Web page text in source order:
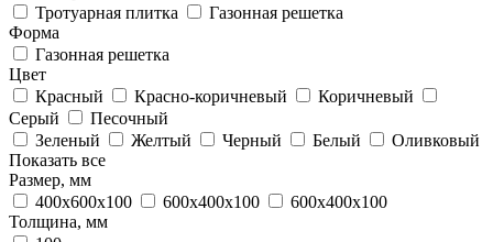
Тротуарная плитка
Газонная решетка
Форма
Газонная решетка
Цвет
Красный
Красно-коричневый
Коричневый
Серый
Песочный
Зеленый
Желтый Черный Белый
Оливковый
Показать все
Размер, мм
400х600х100
600x400x100
600х400х100
Толщина, мм